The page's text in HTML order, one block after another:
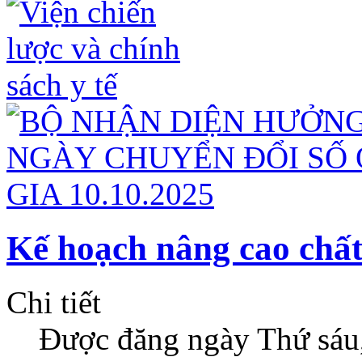
Kế hoạch nâng cao
Chi tiết
Được đăng ngày Thứ